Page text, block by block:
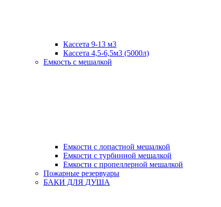
Кассета 9-13 м3
Кассета 4,5-6,5м3 (5000л)
Емкость с мешалкой
Емкости с лопастной мешалкой
Емкости с турбинной мешалкой
Емкости с пропеллерной мешалкой
Пожарные резервуары
БАКИ ДЛЯ ДУША